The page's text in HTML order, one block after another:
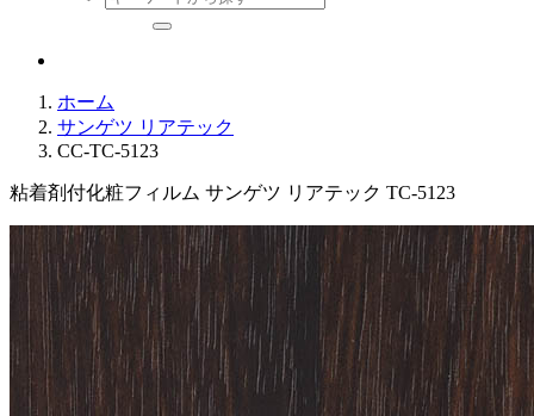
ホーム
サンゲツ リアテック
CC-TC-5123
粘着剤付化粧フィルム サンゲツ リアテック TC-5123